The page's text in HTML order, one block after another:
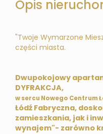
Opis
"Twoje Wymarzone
części miasta.
Dwupokojowy
DYFRAKCJA,
w sercu Nowego Centrum
Łódź Fabryczna,
zamieszkania, jak i
wynajem"- zarówno